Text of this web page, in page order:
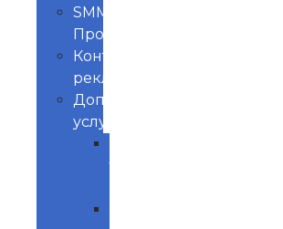
SMM
Продвижение
Контекстная
реклама
Доп.
услуги